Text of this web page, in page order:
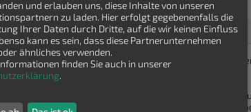
im Trend. Schließlich bieten sie mit Ihrem
problematisch werden können) und eine mutmaßlich
Waren sie früher eher ein wenig als
und erlauben uns, diese Inhalte von unseren
zu laden. Hier erfolgt gegebenenfalls die
Ihrer Daten durch Dritte, auf die wir keinen Einfluss
kann es sein, dass diese Partnerunternehmen
ähnliches verwenden.
finden Sie auch in unserer
.